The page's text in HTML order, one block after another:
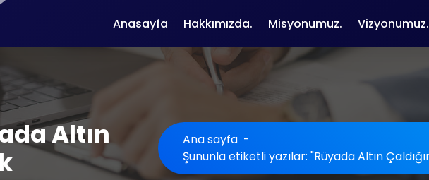
Anasayfa Hakkımızda. Misyonumuz. Vizyonumuz.
Altın
Ana sayfa -
Şununla etiketli yazılar: "Rüyada Altın